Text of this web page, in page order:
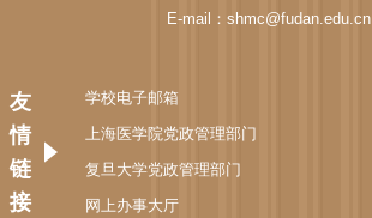
E-mail：shmc@fudan.edu.cn
友
情
链
接
学校电子邮箱
上海医学院党政管理部门
复旦大学党政管理部门
网上办事大厅